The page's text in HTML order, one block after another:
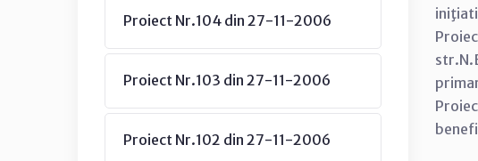
Proiect Nr.104 din 27-11-2006
Proiect Nr.103 din 27-11-2006
Proiect Nr.102 din 27-11-2006